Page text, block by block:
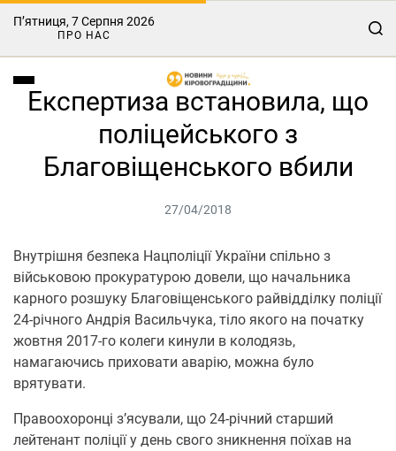
П’ятниця, 7 Серпня 2026
ПРО НАС
Експертиза встановила, що
поліцейського з
Благовіщенського вбили
27/04/2018
Внутрішня безпека Нацполіції України спільно з
військовою прокуратурою довели, що начальника
карного розшуку Благовіщенського райвідділку поліції
24-річного Андрія Васильчука, тіло якого на початку
жовтня 2017-го колеги кинули в колодязь,
намагаючись приховати аварію, можна було
врятувати.
Правоохоронці з’ясували, що 24-річний старший
лейтенант поліції у день свого зникнення поїхав на